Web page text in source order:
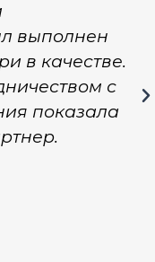
выполнен
в качестве.
с
показала